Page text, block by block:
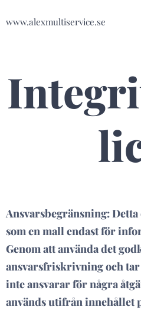
www.alexmultiservice.se
Ansvarsbegränsning:
som en mall endast för
Genom att använda det
ansvarsfriskrivning och
inte ansvarar för några
används utifrån innehållet